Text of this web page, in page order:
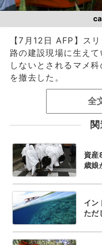
【7月12日 AFP】ス
路の建設現場に生え
しないとされるマメ
を撤去した。
全
資産
歳娘
イン
ただ